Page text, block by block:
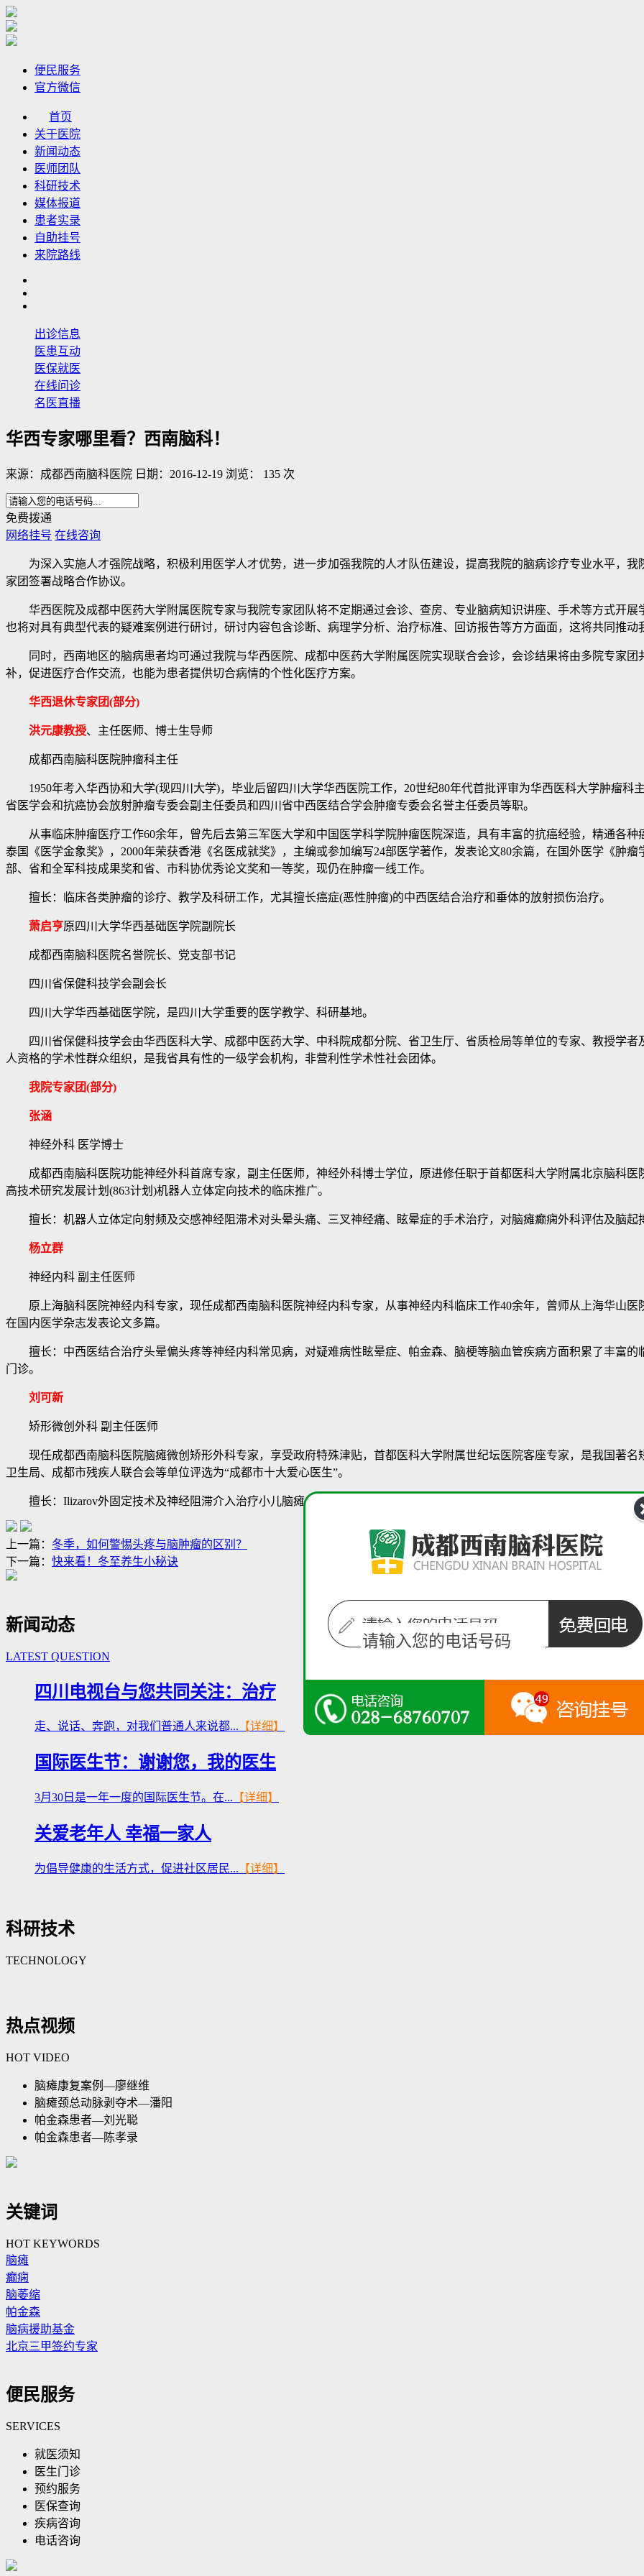
便民服务
官方微信
首页
关于医院
新闻动态
医师团队
科研技术
媒体报道
患者实录
自助挂号
来院路线
出诊信息
医患互动
医保就医
在线问诊
名医直播
华西专家哪里看？西南脑科！
来源：成都西南脑科医院 日期：2016-12-19 浏览： 135 次
免费拨通
网络挂号 在线咨询
为深入实施人才强院战略，积极利用医学人才优势，进一步加强我院的人才队伍建设，提高我院的脑病诊疗专业水平，我
家团签署战略合作协议。
华西医院及成都中医药大学附属医院专家与我院专家团队将不定期通过会诊、查房、专业脑病知识讲座、手术等方式开展
也将对具有典型代表的疑难案例进行研讨，研讨内容包含诊断、病理学分析、治疗标准、回访报告等方方面面，这将共同推
同时，西南地区的脑病患者均可通过我院与华西医院、成都中医药大学附属医院实现联合会诊，会诊结果将由多院专家团
补，促进医疗合作交流，也能为患者提供切合病情的个性化医疗方案。
华西退休专家团(部分)
洪元康教授、主任医师、博士生导师
成都西南脑科医院肿瘤科主任
1950年考入华西协和大学(现四川大学)，毕业后留四川大学华西医院工作，20世纪80年代首批评审为华西医科大学肿瘤科
省医学会和抗癌协会放射肿瘤专委会副主任委员和四川省中西医结合学会肿瘤专委会名誉主任委员等职。
从事临床肿瘤医疗工作60余年，曾先后去第三军医大学和中国医学科学院肿瘤医院深造，具有丰富的抗癌经验，精通各种
泰国《医学金象奖》，2000年荣获香港《名医成就奖》，主编或参加编写24部医学著作，发表论文80余篇，在国外医学《肿
部、省和全军科技成果奖和省、市科协优秀论文奖和一等奖，现仍在肿瘤一线工作。
擅长：临床各类肿瘤的诊疗、教学及科研工作，尤其擅长癌症(恶性肿瘤)的中西医结合治疗和垂体的放射损伤治疗。
萧启亨原四川大学华西基础医学院副院长
成都西南脑科医院名誉院长、党支部书记
四川省保健科技学会副会长
四川大学华西基础医学院，是四川大学重要的医学教学、科研基地。
四川省保健科技学会由华西医科大学、成都中医药大学、中科院成都分院、省卫生厅、省质检局等单位的专家、教授学者
人资格的学术性群众组织，是我省具有性的一级学会机构，非营利性学术性社会团体。
我院专家团(部分)
张涵
神经外科 医学博士
成都西南脑科医院功能神经外科首席专家，副主任医师，神经外科博士学位，原进修任职于首都医科大学附属北京脑科医
高技术研究发展计划(863计划)机器人立体定向技术的临床推广。
擅长：机器人立体定向射频及交感神经阻滞术对头晕头痛、三叉神经痛、眩晕症的手术治疗，对脑瘫癫痫外科评估及脑起
杨立群
神经内科 副主任医师
原上海脑科医院神经内科专家，现任成都西南脑科医院神经内科专家，从事神经内科临床工作40余年，曾师从上海华山医
在国内医学杂志发表论文多篇。
擅长：中西医结合治疗头晕偏头疼等神经内科常见病，对疑难病性眩晕症、帕金森、脑梗等脑血管疾病方面积累了丰富的
门诊。
刘可新
矫形微创外科 副主任医师
现任成都西南脑科医院脑瘫微创矫形外科专家，享受政府特殊津贴，首都医科大学附属世纪坛医院客座专家，是我国著名
卫生局、成都市残疾人联合会等单位评选为“成都市十大爱心医生”。
擅长：Ilizarov外固定技术及神经阻滞介入治疗小儿脑瘫、小儿麻痹症引起的肢体运动功能障碍。
上一篇： 冬季，如何警惕头疼与脑肿瘤的区别？
下一篇： 快来看！冬至养生小秘诀
新闻动态
LATEST QUESTION
四川电视台与您共同关注：治疗
走、说话、奔跑，对我们普通人来说都... 【详细】
国际医生节：谢谢您，我的医生
3月30日是一年一度的国际医生节。在... 【详细】
关爱老年人 幸福一家人
为倡导健康的生活方式，促进社区居民... 【详细】
科研技术
TECHNOLOGY
热点视频
HOT VIDEO
脑瘫康复案例—廖继维
脑瘫颈总动脉剥夺术—潘阳
帕金森患者—刘光聪
帕金森患者—陈孝录
关键词
HOT KEYWORDS
脑瘫
癫痫
脑萎缩
帕金森
脑病援助基金
北京三甲签约专家
便民服务
SERVICES
就医须知
医生门诊
预约服务
医保查询
疾病咨询
电话咨询